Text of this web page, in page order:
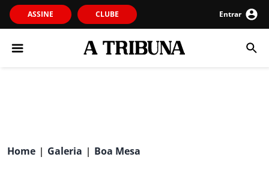
ASSINE CLUBE Entrar
Home | Galeria | Boa Mesa